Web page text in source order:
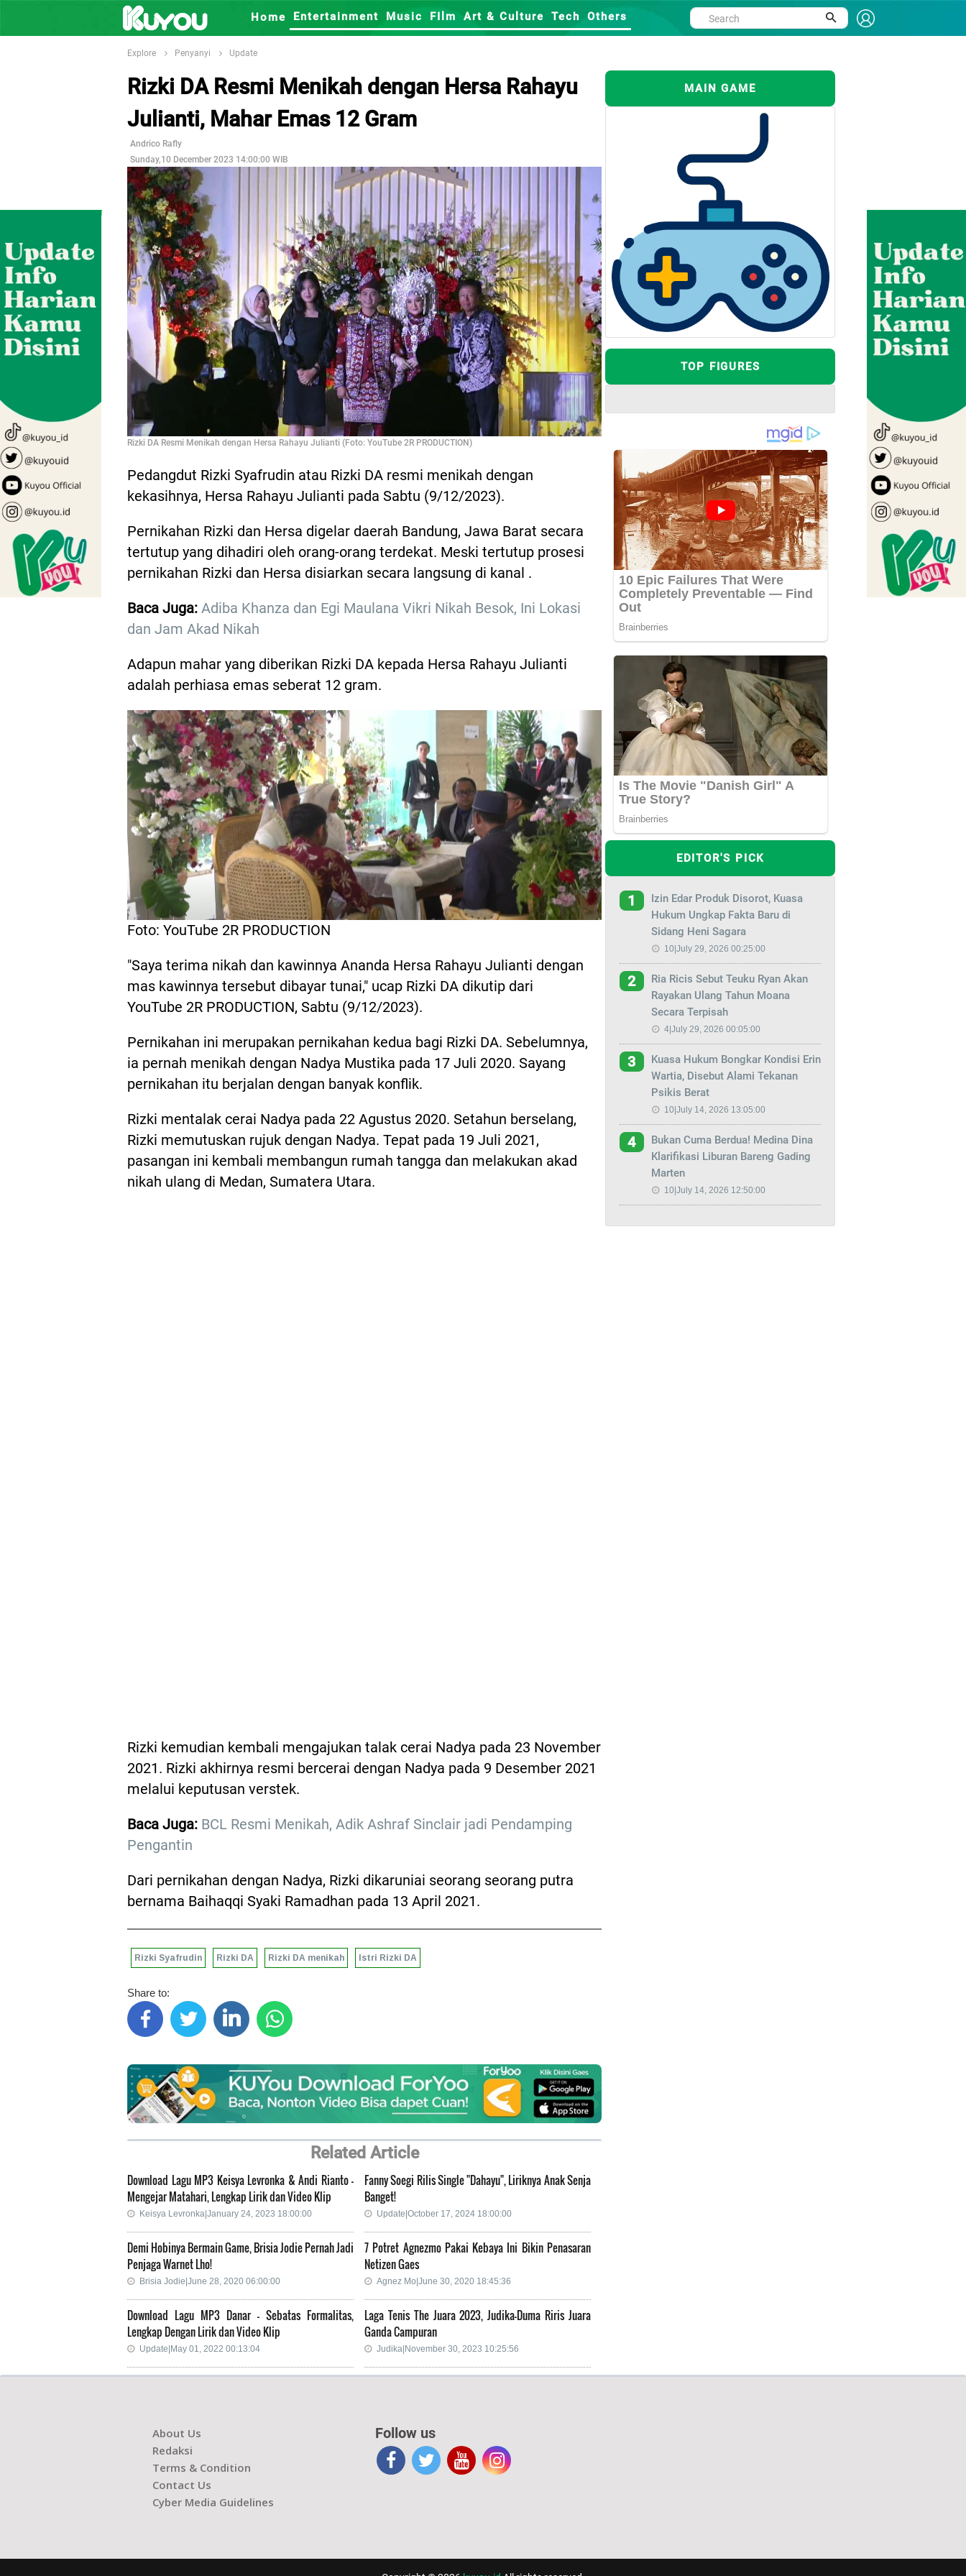
Home Entertainment Music FIlm Art & Culture Tech Others
Explore Penyanyi Update
Rizki DA Resmi Menikah dengan Hersa Rahayu
Julianti, Mahar Emas 12 Gram
Andrico Rafly
Sunday,10 December 2023 14:00:00 WIB
Rizki DA Resmi Menikah dengan Hersa Rahayu Julianti (Foto: YouTube 2R PRODUCTION)
Pedangdut Rizki Syafrudin atau Rizki DA resmi menikah dengan
kekasihnya, Hersa Rahayu Julianti pada Sabtu (9/12/2023).
Pernikahan Rizki dan Hersa digelar daerah Bandung, Jawa Barat secara
tertutup yang dihadiri oleh orang-orang terdekat. Meski tertutup prosesi
pernikahan Rizki dan Hersa disiarkan secara langsung di kanal .
Baca Juga: Adiba Khanza dan Egi Maulana Vikri Nikah Besok, Ini Lokasi
dan Jam Akad Nikah
Adapun mahar yang diberikan Rizki DA kepada Hersa Rahayu Julianti
adalah perhiasa emas seberat 12 gram.
Foto: YouTube 2R PRODUCTION
"Saya terima nikah dan kawinnya Ananda Hersa Rahayu Julianti dengan
mas kawinnya tersebut dibayar tunai," ucap Rizki DA dikutip dari
YouTube 2R PRODUCTION, Sabtu (9/12/2023).
Pernikahan ini merupakan pernikahan kedua bagi Rizki DA. Sebelumnya,
ia pernah menikah dengan Nadya Mustika pada 17 Juli 2020. Sayang
pernikahan itu berjalan dengan banyak konflik.
Rizki mentalak cerai Nadya pada 22 Agustus 2020. Setahun berselang,
Rizki memutuskan rujuk dengan Nadya. Tepat pada 19 Juli 2021,
pasangan ini kembali membangun rumah tangga dan melakukan akad
nikah ulang di Medan, Sumatera Utara.
Rizki kemudian kembali mengajukan talak cerai Nadya pada 23 November
2021. Rizki akhirnya resmi bercerai dengan Nadya pada 9 Desember 2021
melalui keputusan verstek.
Baca Juga: BCL Resmi Menikah, Adik Ashraf Sinclair jadi Pendamping
Pengantin
Dari pernikahan dengan Nadya, Rizki dikaruniai seorang seorang putra
bernama Baihaqqi Syaki Ramadhan pada 13 April 2021.
Rizki Syafrudin Rizki DA Rizki DA menikah Istri Rizki DA
Share to:
Related Article
Download Lagu MP3 Keisya Levronka & Andi Rianto -
Mengejar Matahari, Lengkap Lirik dan Video Klip
Keisya Levronka|January 24, 2023 18:00:00
Fanny Soegi Rilis Single "Dahayu", Liriknya Anak Senja
Banget!
Update|October 17, 2024 18:00:00
Demi Hobinya Bermain Game, Brisia Jodie Pernah Jadi
Penjaga Warnet Lho!
Brisia Jodie|June 28, 2020 06:00:00
7 Potret Agnezmo Pakai Kebaya Ini Bikin Penasaran
Netizen Gaes
Agnez Mo|June 30, 2020 18:45:36
Download Lagu MP3 Danar - Sebatas Formalitas,
Lengkap Dengan Lirik dan Video Klip
Update|May 01, 2022 00:13:04
Laga Tenis The Juara 2023, Judika-Duma Riris Juara
Ganda Campuran
Judika|November 30, 2023 10:25:56
MAIN GAME
TOP FIGURES
EDITOR'S PICK
1
Izin Edar Produk Disorot, Kuasa
Hukum Ungkap Fakta Baru di
Sidang Heni Sagara
10|July 29, 2026 00:25:00
2
Ria Ricis Sebut Teuku Ryan Akan
Rayakan Ulang Tahun Moana
Secara Terpisah
4|July 29, 2026 00:05:00
3
Kuasa Hukum Bongkar Kondisi Erin
Wartia, Disebut Alami Tekanan
Psikis Berat
10|July 14, 2026 13:05:00
4
Bukan Cuma Berdua! Medina Dina
Klarifikasi Liburan Bareng Gading
Marten
10|July 14, 2026 12:50:00
About Us
Redaksi
Terms & Condition
Contact Us
Cyber Media Guidelines
Follow us